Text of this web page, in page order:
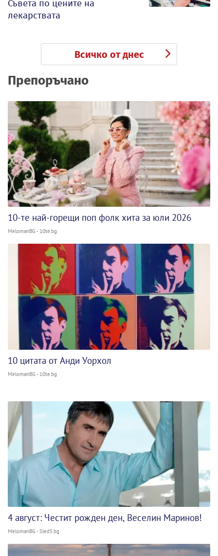
Съвета по цените на
лекарствата
Всичко от днес
Препоръчано
10-те най-горещи поп фолк хита за юли 2026
MelomanBG - 10te.bg
10 цитата от Анди Уорхол
MelomanBG - 10te.bg
4 август: Честит рожден ден, Веселин Маринов!
MelomanBG - Sled5.bg